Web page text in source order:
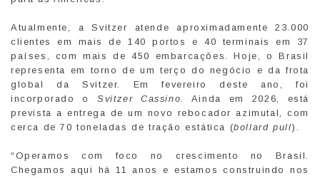
Atualmente, a Svitzer atende aproximadamente 23.000
clientes em mais de 140 portos e 40 terminais em 37
países, com mais de 450 embarcações. Hoje, o Brasil
representa em torno de um terço do negócio e da frota
global da Svitzer. Em fevereiro deste ano, foi
incorporado o Svitzer Cassino. Ainda em 2026, está
prevista a entrega de um novo rebocador azimutal, com
cerca de 70 toneladas de tração estática (bollard pull).
“Operamos com foco no crescimento no Brasil.
Chegamos aqui há 11 anos e estamos construindo nos